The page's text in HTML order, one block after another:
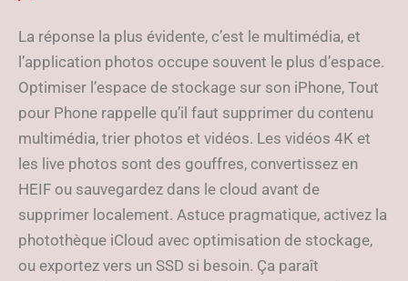
La réponse la plus évidente, c’est le multimédia, et
l’application photos occupe souvent le plus d’espace.
Optimiser l’espace de stockage sur son iPhone, Tout
pour Phone rappelle qu’il faut supprimer du contenu
multimédia, trier photos et vidéos. Les vidéos 4K et
les live photos sont des gouffres, convertissez en
HEIF ou sauvegardez dans le cloud avant de
supprimer localement. Astuce pragmatique, activez la
photothèque iCloud avec optimisation de stockage,
ou exportez vers un SSD si besoin. Ça paraît